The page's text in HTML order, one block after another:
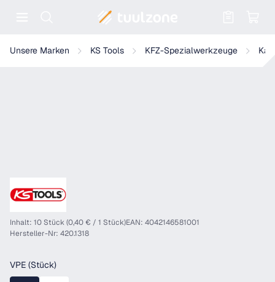
Unsere Marken KS Tools KFZ-Spezialwerkzeuge
KS Tools Kunststoff-Niete für GM
Inhalt: 10 Stück (0,40 € / 1 Stück)EAN: 4042146581001
Hersteller-Nr: 420.1318
VPE (Stück)auswählen